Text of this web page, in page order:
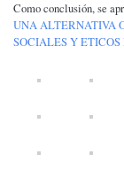
Como conclusión, se
UNA ALTERNATIVA
SOCIALES Y ETICOS